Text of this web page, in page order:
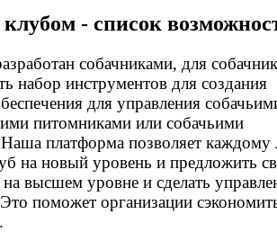
- список
собачниками, для
набор инструментов для создания
для управления
питомниками или собачьими
платформа позволяет каждому
на новый уровень и предложить
высшем уровне и сделать
поможет организации